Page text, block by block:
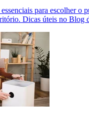
para escolher o
Dicas úteis no Blog